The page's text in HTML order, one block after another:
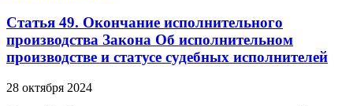
Статья 49. Окончание исполнительного
производства Закона Об исполнительном
производстве и статусе судебных исполнителей
28 октября 2024